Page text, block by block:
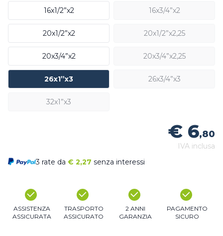
16x1/2”x2 16x3/4”x2
20x1/2”x2 20x1/2”x2,25
20x3/4”x2 20x3/4”x2,25
26x1”x3 26x3/4”x3
32x1”x3
€ 6,80
IVA inclusa
3 rate da € 2,27 senza interessi
ASSISTENZA
ASSICURATA
TRASPORTO
ASSICURATO
2 ANNI
GARANZIA
PAGAMENTO
SICURO